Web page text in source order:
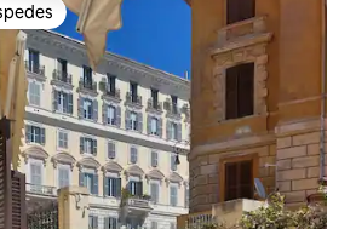
mais apreciados